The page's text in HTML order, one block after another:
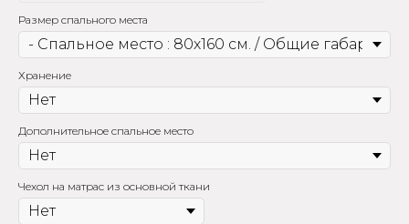
Размер спального места
Хранение
Дополнительное спальное место
Чехол на матрас из основной ткани